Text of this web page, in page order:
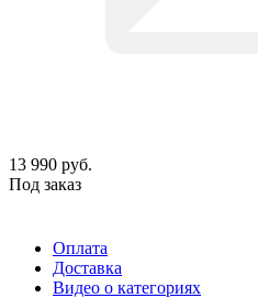
13 990 руб.
Под заказ
Оплата
Доставка
Видео о категориях